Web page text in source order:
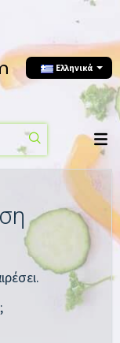
Ελληνικά